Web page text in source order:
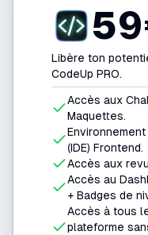
59
Libère ton
CodeUp PRO.
Accès aux
Maquettes.
(IDE) Frontend.
Accès aux
Accès au
+ Badges de
Accès à tous
plateforme